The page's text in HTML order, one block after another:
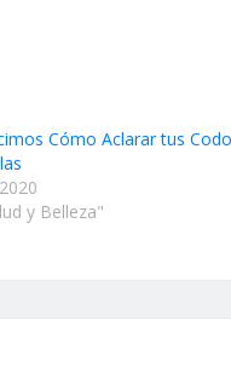
Cómo Aclarar tus
y Belleza"